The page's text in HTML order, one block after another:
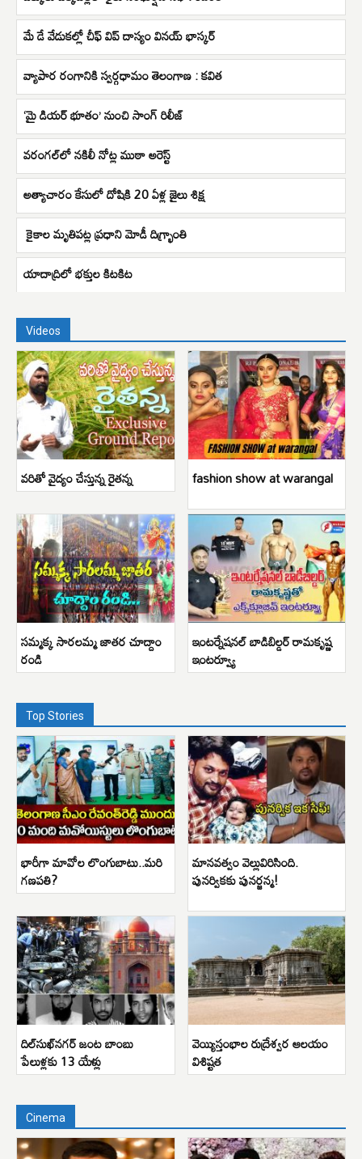
మే డే వేడుకల్లో చీఫ్ విప్ దాస్యం వినయ్ భాస్కర్
వ్యాపార రంగానికి స్వర్గధామం తెలంగాణ : కవిత
‘మై డియర్ భూతం’ నుంచి సాంగ్ రిలీజ్
వరంగల్‌లో నకిలీ నోట్ల ముఠా అరెస్ట్
అత్యాచారం కేసులో దోషికి 20 ఏళ్ల జైలు శిక్ష
కైకాల మృతిపట్ల ప్రధాని మోడీ దిగ్భ్రాంతి
యాదాద్రిలో భక్తుల కిటకిట
Videos
వరితో వైద్యం చేస్తున్న రైతన్న fashion show at warangal
సమ్మక్క సారలమ్మ జాతర చూద్దాం
రండి
ఇంటర్నేషనల్ బాడిబిల్డర్ రామకృష్ణ
ఇంటర్వ్యూ
Top Stories
భారీగా మావోల లొంగుబాటు..మరి
గణపతి?
మానవత్వం వెల్లువిరిసింది.
పునర్వికకు పునర్జన్మ!
దిల్‌సుఖ్‌నగర్ జంట బాంబు
పేలుళ్లకు 13 యేళ్లు
వెయ్యిస్తంభాల రుద్రేశ్వర ఆలయం
విశిష్టత
Cinema